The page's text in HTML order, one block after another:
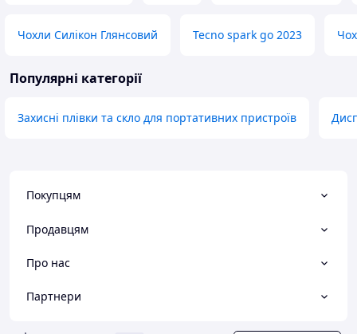
Чохли Силікон Глянсовий Tecno spark go 2023
Популярні категорії
Захисні плівки та скло для портативних пристроїв
Покупцям
Продавцям
Про нас
Партнери